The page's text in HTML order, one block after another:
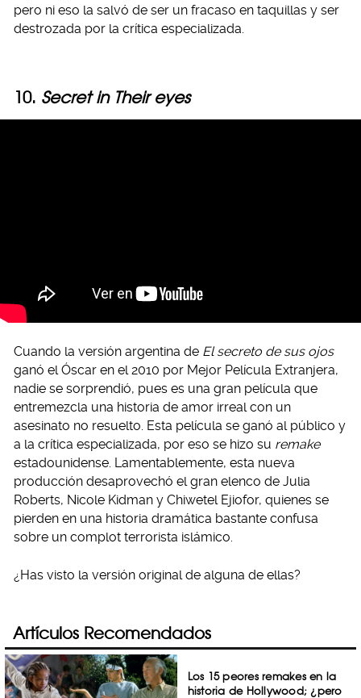
pero ni eso la salvó de ser un fracaso en taquillas y ser
destrozada por la crítica especializada.
10. Secret in Their eyes
Cuando la versión argentina de El secreto de sus ojos
ganó el Óscar en el 2010 por Mejor Película Extranjera,
nadie se sorprendió, pues es una gran película que
entremezcla una historia de amor irreal con un
asesinato no resuelto. Esta película se ganó al público y
a la crítica especializada, por eso se hizo su remake
estadounidense. Lamentablemente, esta nueva
producción desaprovechó el gran elenco de Julia
Roberts, Nicole Kidman y Chiwetel Ejiofor, quienes se
pierden en una historia dramática bastante confusa
sobre un complot terrorista islámico.
¿Has visto la versión original de alguna de ellas?
Artículos Recomendados
Los 15 peores remakes en la
historia de Hollywood; ¿pero